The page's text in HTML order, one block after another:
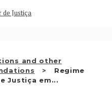
and other
Regime
Justiça em...